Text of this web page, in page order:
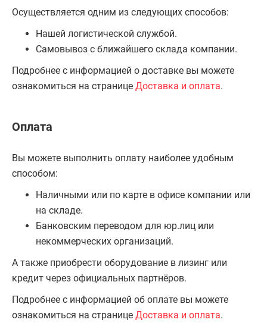
Осуществляется одним из следующих способов:
Нашей логистической службой.
Самовывоз с ближайшего склада компании.
Подробнее с информацией о доставке вы можете
ознакомиться на странице Доставка и оплата.
Оплата
Вы можете выполнить оплату наиболее удобным
способом:
Наличными или по карте в офисе компании или
на складе.
Банковским переводом для юр.лиц или
некоммерческих организаций.
А также приобрести оборудование в лизинг или
кредит через официальных партнёров.
Подробнее с информацией об оплате вы можете
ознакомиться на странице Доставка и оплата.